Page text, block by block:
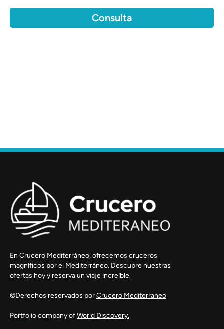
Consulta
En Crucero Mediterráneo, ofrecemos cruceros
magníficos por el Mediterráneo. Descubre nuestras
ofertas hoy y reserva un viaje increíble.
©Derechos reservados porCrucero Mediterraneo
Portfolio company ofWorld Discovery.